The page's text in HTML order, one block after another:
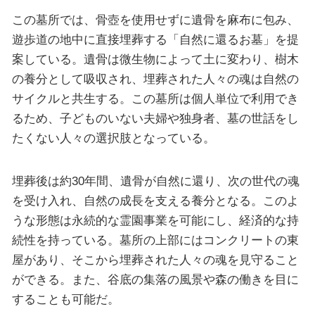
この墓所では、骨壺を使用せずに遺骨を麻布に包み、
遊歩道の地中に直接埋葬する「自然に還るお墓」を提
案している。遺骨は微生物によって土に変わり、樹木
の養分として吸収され、埋葬された人々の魂は自然の
サイクルと共生する。この墓所は個人単位で利用でき
るため、子どものいない夫婦や独身者、墓の世話をし
たくない人々の選択肢となっている。
埋葬後は約30年間、遺骨が自然に還り、次の世代の魂
を受け入れ、自然の成長を支える養分となる。このよ
うな形態は永続的な霊園事業を可能にし、経済的な持
続性を持っている。墓所の上部にはコンクリートの東
屋があり、そこから埋葬された人々の魂を見守ること
ができる。また、谷底の集落の風景や森の働きを目に
することも可能だ。